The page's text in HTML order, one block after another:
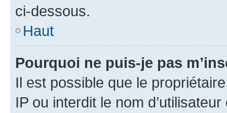
ci-dessous.
Haut
Pourquoi ne puis-je pas
Il est possible que le
IP ou interdit le nom